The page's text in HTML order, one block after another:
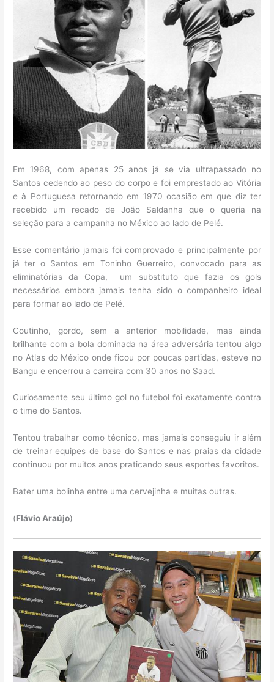
Em 1968, com apenas 25 anos já se via ultrapassado no
Santos cedendo ao peso do corpo e foi emprestado ao Vitória
e à Portuguesa retornando em 1970 ocasião em que diz ter
recebido um recado de João Saldanha que o queria na
seleção para a campanha no México ao lado de Pelé.
Esse comentário jamais foi comprovado e principalmente por
já ter o Santos em Toninho Guerreiro, convocado para as
eliminatórias da Copa, um substituto que fazia os gols
necessários embora jamais tenha sido o companheiro ideal
para formar ao lado de Pelé.
Coutinho, gordo, sem a anterior mobilidade, mas ainda
brilhante com a bola dominada na área adversária tentou algo
no Atlas do México onde ficou por poucas partidas, esteve no
Bangu e encerrou a carreira com 30 anos no Saad.
Curiosamente seu último gol no futebol foi exatamente contra
o time do Santos.
Tentou trabalhar como técnico, mas jamais conseguiu ir além
de treinar equipes de base do Santos e nas praias da cidade
continuou por muitos anos praticando seus esportes favoritos.
Bater uma bolinha entre uma cervejinha e muitas outras.
(Flávio Araújo)